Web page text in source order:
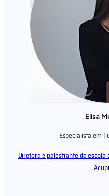
Elisa
Especialista em
Diretora e palestrante da escola